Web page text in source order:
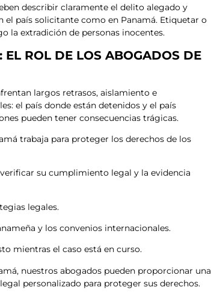
describir claramente el delito alegado y
país solicitante como en Panamá. Etiquetar o
la extradición de personas inocentes.
ROL DE LOS ABOGADOS DE
largos retrasos, aislamiento e
el país donde están detenidos y el país
pueden tener consecuencias trágicas.
trabaja para proteger los derechos de los
su cumplimiento legal y la evidencia
legales.
y los convenios internacionales.
mientras el caso está en curso.
nuestros abogados pueden proporcionar una
personalizado para proteger sus derechos.